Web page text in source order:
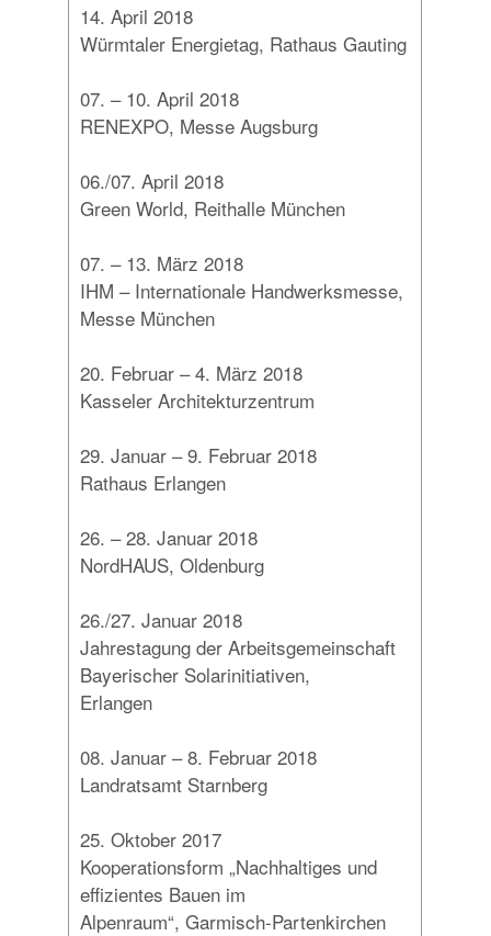
14. April 2018
Würmtaler Energietag, Rathaus Gauting
07. – 10. April 2018
RENEXPO, Messe Augsburg
06./07. April 2018
Green World, Reithalle München
07. – 13. März 2018
IHM – Internationale Handwerksmesse,
Messe München
20. Februar – 4. März 2018
Kasseler Architekturzentrum
29. Januar – 9. Februar 2018
Rathaus Erlangen
26. – 28. Januar 2018
NordHAUS, Oldenburg
26./27. Januar 2018
Jahrestagung der Arbeitsgemeinschaft
Bayerischer Solarinitiativen,
Erlangen
08. Januar – 8. Februar 2018
Landratsamt Starnberg
25. Oktober 2017
Kooperationsform „Nachhaltiges und
effizientes Bauen im
Alpenraum“, Garmisch-Partenkirchen